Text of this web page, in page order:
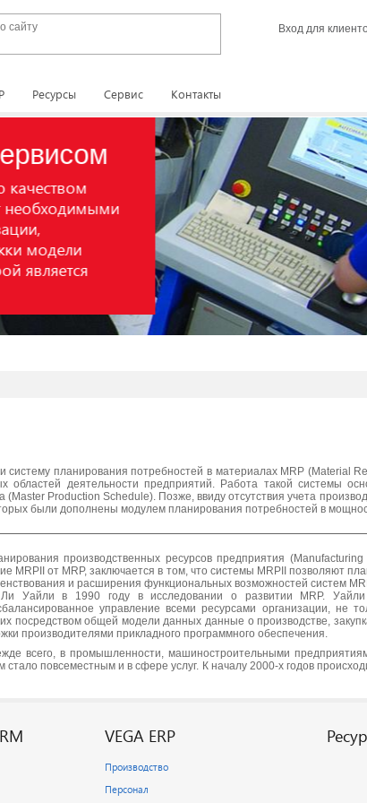
Вход для
Ресурсы Сервис Контакты
планирования потребностей в материалах MRP (Material
областей деятельности предприятий. Работа такой системы
(Master Production Schedule). Позже, ввиду отсутствия учета
были дополнены модулем планирования потребностей в
производственных ресурсов предприятия
MRPII от MRP, заключается в том, что системы MRPII позволяют
и расширения функциональных возможностей систем
Уайли в 1990 году в исследовании о развитии MRP. Уайли
управление всеми ресурсами организации, не
посредством общей модели данных данные о производстве,
производителями прикладного программного обеспечения.
всего, в промышленности, машиностроительными
повсеместным и в сфере услуг. К началу 2000-х годов
VEGA ERP
Производство
Персонал